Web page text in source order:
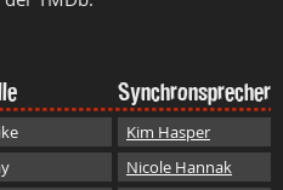
Synchronsprecher
Kim Hasper
Nicole Hannak